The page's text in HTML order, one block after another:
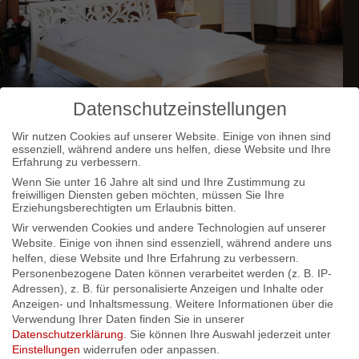
Designbetten
Datenschutzeinstellungen
Wir nutzen Cookies auf unserer Website. Einige von ihnen sind
essenziell, während andere uns helfen, diese Website und Ihre
Erfahrung zu verbessern.
Wenn Sie unter 16 Jahre alt sind und Ihre Zustimmung zu
freiwilligen Diensten geben möchten, müssen Sie Ihre
Erziehungsberechtigten um Erlaubnis bitten.
Wir verwenden Cookies und andere Technologien auf unserer
Website. Einige von ihnen sind essenziell, während andere uns
helfen, diese Website und Ihre Erfahrung zu verbessern.
Personenbezogene Daten können verarbeitet werden (z. B. IP-
Adressen), z. B. für personalisierte Anzeigen und Inhalte oder
Anzeigen- und Inhaltsmessung. Weitere Informationen über die
Verwendung Ihrer Daten finden Sie in unserer
Datenschutzerklärung
Sie können Ihre Auswahl jederzeit unter
Einstellungen widerrufen oder anpassen.